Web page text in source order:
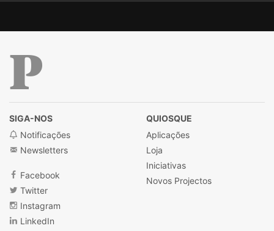
SIGA-NOS
Notificações
Newsletters
Facebook
Twitter
Instagram
LinkedIn
QUIOSQUE
Aplicações
Loja
Iniciativas
Novos Projectos